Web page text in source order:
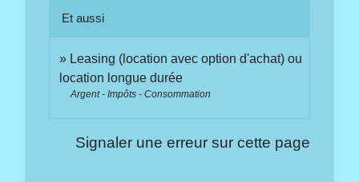
Et aussi
Leasing (location avec option d'achat) ou
location longue durée
Argent - Impôts - Consommation
Signaler une erreur sur cette page